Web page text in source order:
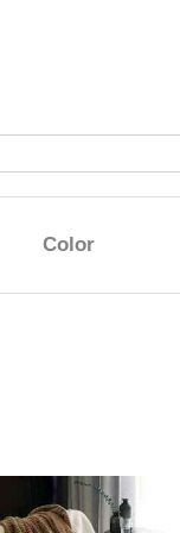
Color